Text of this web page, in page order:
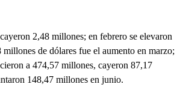
2,48 millones; en febrero se elevaron
de dólares fue el aumento en marzo;
a 474,57 millones, cayeron 87,17
148,47 millones en junio.